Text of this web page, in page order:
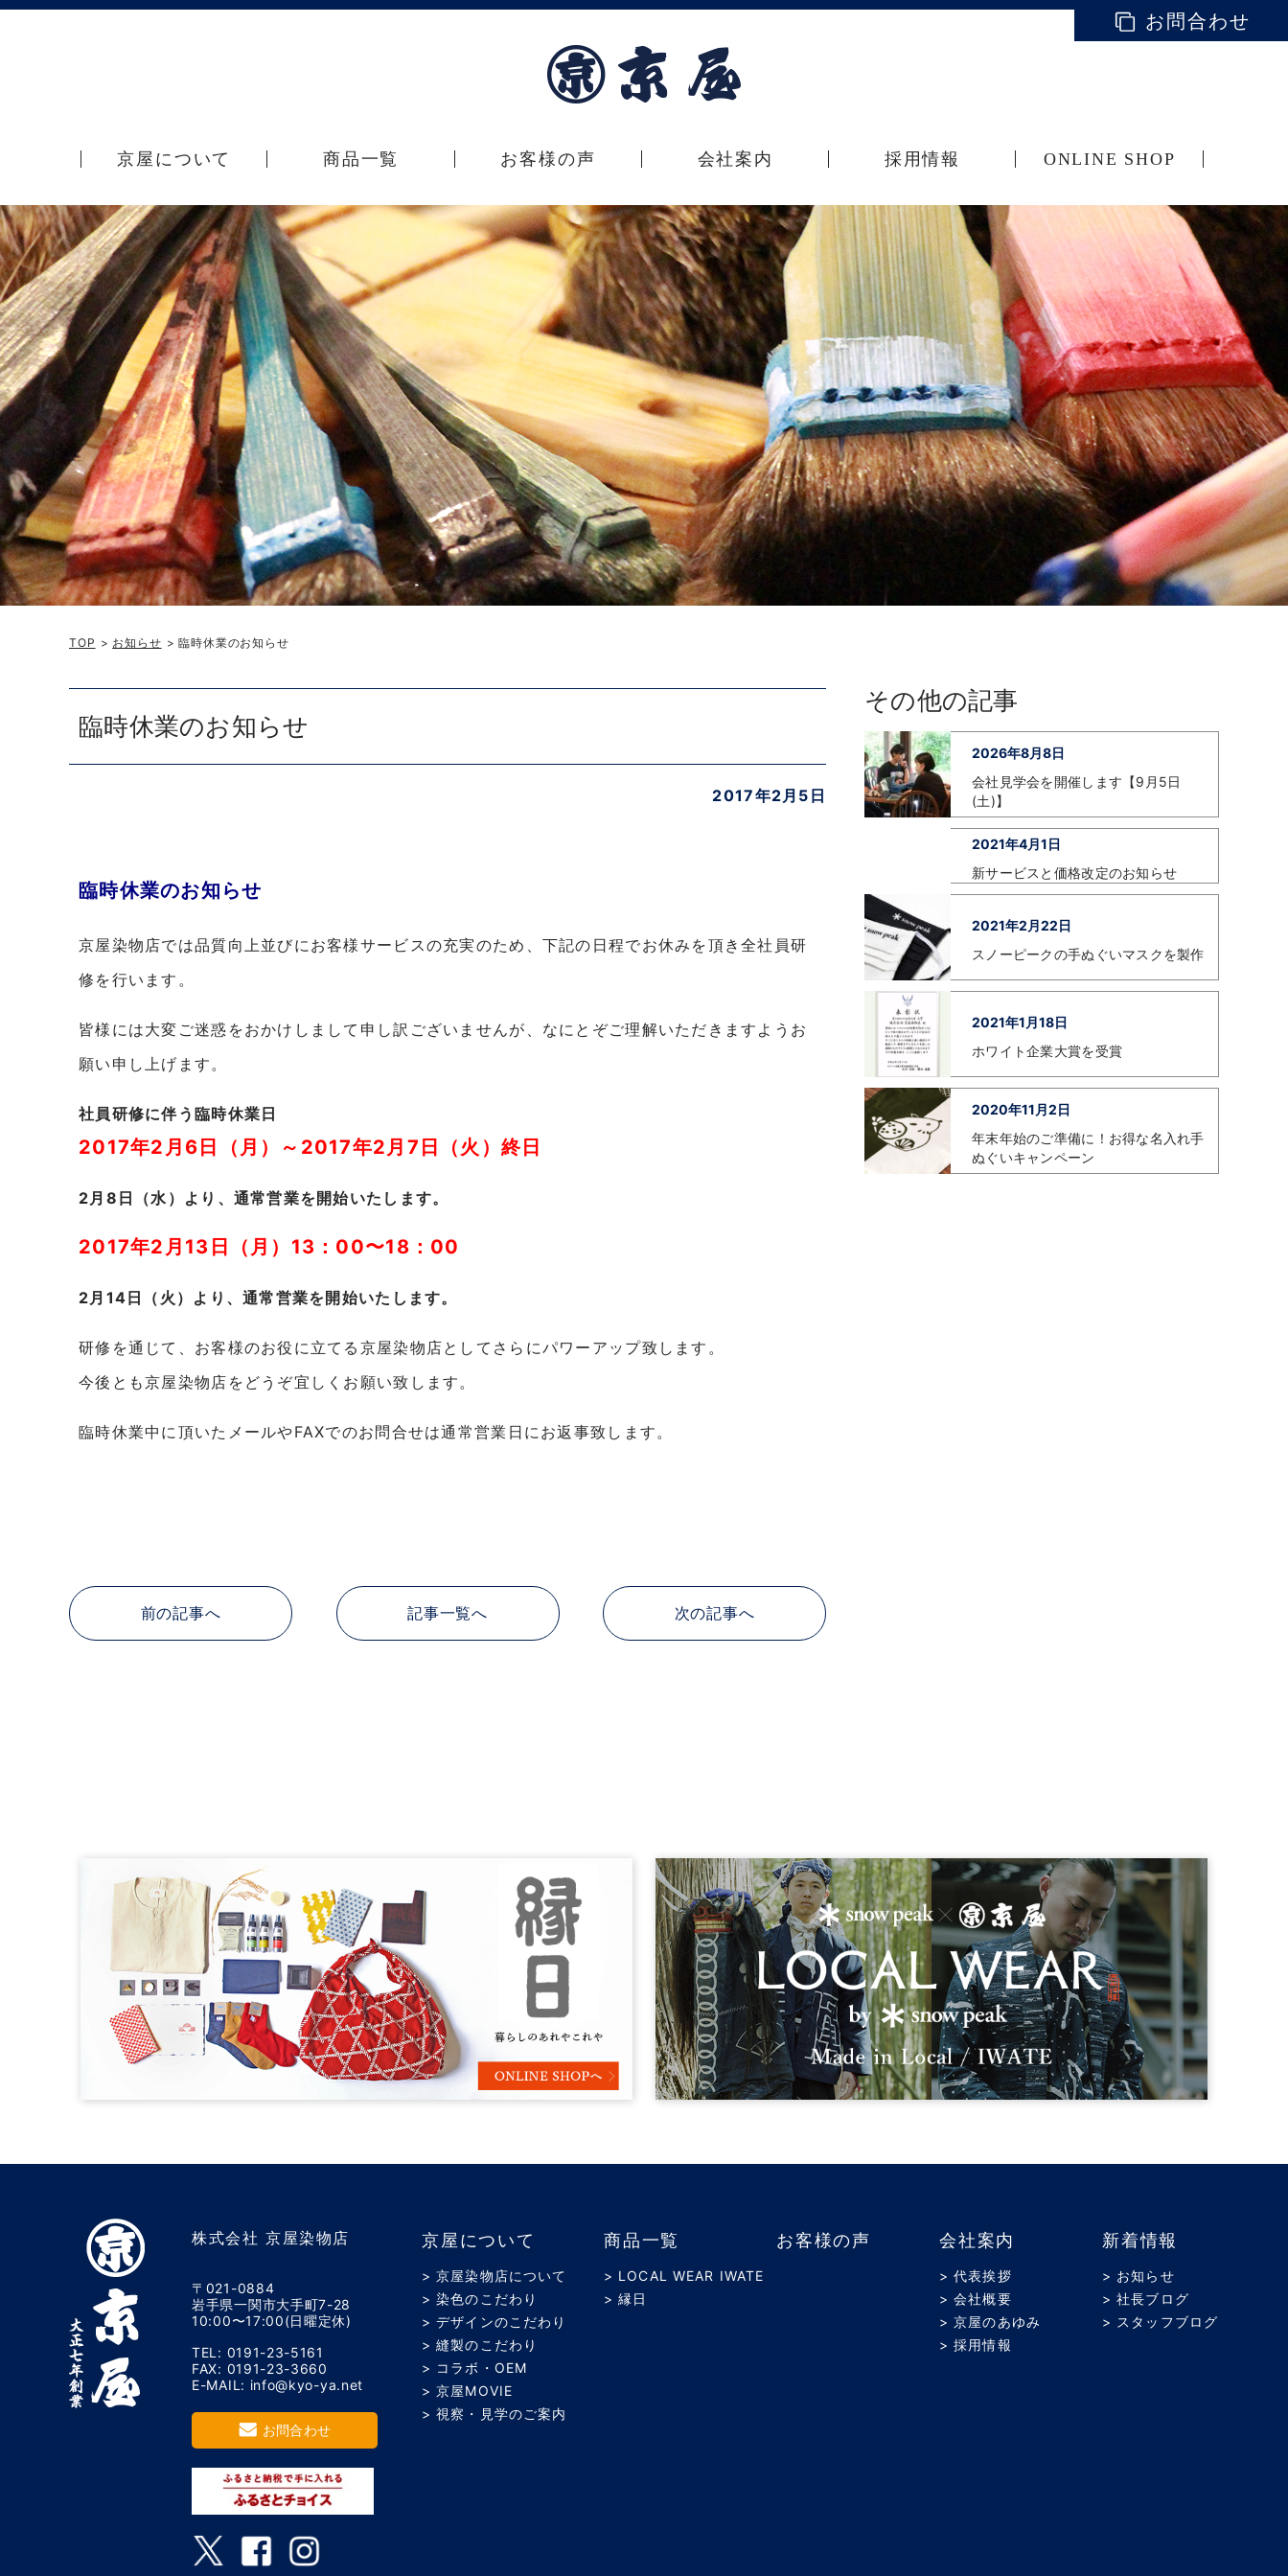
お問合わせ
京屋について 商品一覧 お客様の声 会社案内 採用情報 ONLINE SHOP
TOP > お知らせ > 臨時休業のお知らせ
臨時休業のお知らせ
2017年2月5日
臨時休業のお知らせ
京屋染物店では品質向上並びにお客様サービスの充実のため、下記の日程でお休みを頂き全社員研
修を行います。
皆様には大変ご迷惑をおかけしまして申し訳ございませんが、なにとぞご理解いただきますようお
願い申し上げます。
社員研修に伴う臨時休業日
2017年2月6日（月）～2017年2月7日（火）終日
2月8日（水）より、通常営業を開始いたします。
2017年2月13日（月）13：00〜18：00
2月14日（火）より、通常営業を開始いたします。
研修を通じて、お客様のお役に立てる京屋染物店としてさらにパワーアップ致します。
今後とも京屋染物店をどうぞ宜しくお願い致します。
臨時休業中に頂いたメールやFAXでのお問合せは通常営業日にお返事致します。
前の記事へ 記事一覧へ 次の記事へ
その他の記事
2026年8月8日
会社見学会を開催します【9月5日
(土)】
2021年4月1日
新サービスと価格改定のお知らせ
2021年2月22日
スノーピークの手ぬぐいマスクを製作
2021年1月18日
ホワイト企業大賞を受賞
2020年11月2日
年末年始のご準備に！お得な名入れ手
ぬぐいキャンペーン
株式会社 京屋染物店
〒021-0884
岩手県一関市大手町7-28
10:00〜17:00(日曜定休)
TEL: 0191-23-5161
FAX: 0191-23-3660
E-MAIL: info@kyo-ya.net
お問合わせ
京屋について
> 京屋染物店について
> 染色のこだわり
> デザインのこだわり
> 縫製のこだわり
> コラボ・OEM
> 京屋MOVIE
> 視察・見学のご案内
商品一覧
> LOCAL WEAR IWATE
> 縁日
お客様の声 会社案内
> 代表挨拶
> 会社概要
> 京屋のあゆみ
> 採用情報
新着情報
> お知らせ
> 社長ブログ
> スタッフブログ